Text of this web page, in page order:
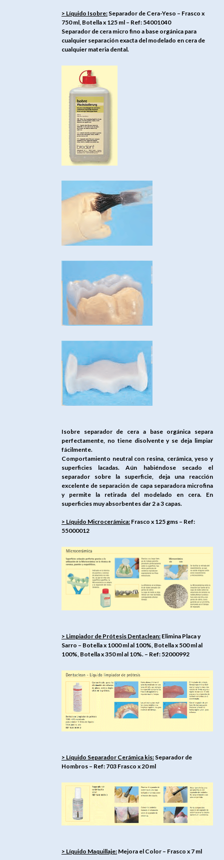
> Líquido Isobre:Separador de Cera-Yeso – Frasco x
750 ml, Botella x 125 ml – Ref: 54001040
Separador de cera micro fino a base orgánica para
cualquier separación exacta del modelado en cera de
cualquier materia dental.
Isobre separador de cera a base orgánica separa
perfectamente, no tiene disolvente y se deja limpiar
fácilmente.
Comportamiento neutral con resina, cerámica, yeso y
superficies lacadas. Aún habiéndose secado el
separador sobre la superficie, deja una reacción
excelente de separación de capa separadora microfina
y permite la retirada del modelado en cera. En
superficies muy absorbentes dar 2 a 3 capas.
> Líquido Microcerámica:Frasco x 125 gms – Ref:
55000012
> Limpiador de Prótesis Dentaclean:Elimina Placa y
Sarro – Botella x 1000 ml al 100%, Botella x 500 ml al
100%, Botella x 350 ml al 10%. – Ref: 52000992
> Líquido Separador Cerámica kis:Separador de
Hombros – Ref: 703 Frasco x 20 ml
> Líquido Maquillaje:Mejora el Color – Frasco x 7 ml